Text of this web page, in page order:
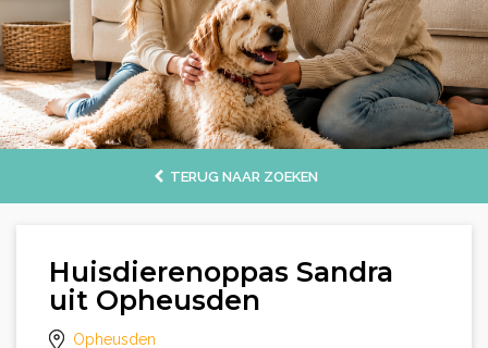
TERUG NAAR ZOEKEN
Huisdierenoppas Sandra
uit Opheusden
Opheusden